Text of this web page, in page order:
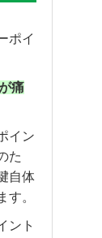
ポイ
痛
イン
た
自体
す。
ント